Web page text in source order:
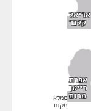
אריאל
קלנר
אפרת
רייטן
מרום ממלא
מקום